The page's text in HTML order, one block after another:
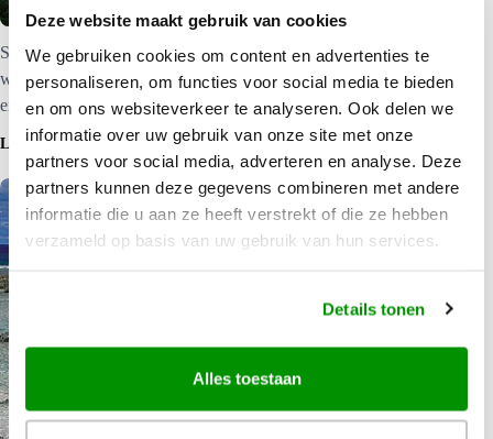
Deze website maakt gebruik van cookies
We gebruiken cookies om content en advertenties te
personaliseren, om functies voor social media te bieden
en om ons websiteverkeer te analyseren. Ook delen we
informatie over uw gebruik van onze site met onze
partners voor social media, adverteren en analyse. Deze
partners kunnen deze gegevens combineren met andere
informatie die u aan ze heeft verstrekt of die ze hebben
verzameld op basis van uw gebruik van hun services.
Details tonen
Alles toestaan
Southern Group – Cook Eilanden Grotten, kliffen en prachtige
witte stranden. Dit eiland maakt onderdeel uit van de zuidelijke
eilandengroep.
LEES MEER